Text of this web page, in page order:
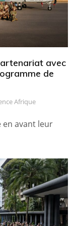
avec
de
Afrique
en avant leur